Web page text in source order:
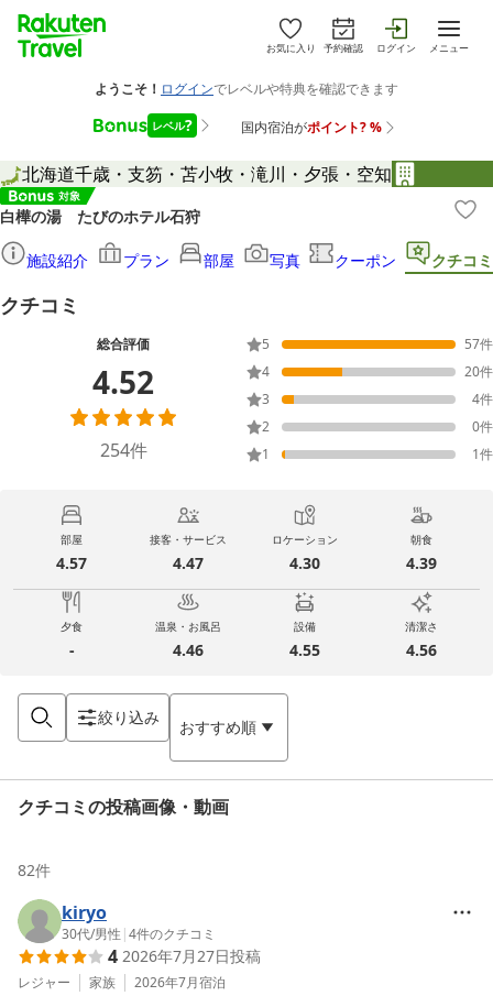
お気に入り 予約確認 ログイン メニュー
北海道千歳・支笏・苫小牧・滝川・夕張・空知
白樺の湯 たびのホテル石狩
施設紹介 プラン 部屋 写真 クーポン クチコミ
クチコミ
総合評価
4.52
254件
5 57件
4
20件
3
4件
2
0件
1
1件
部屋
4.57
接客・サービス
4.47
ロケーション
4.30
朝食
4.39
夕食
-
温泉・お風呂
4.46
設備
4.55
清潔さ
4.56
絞り込み おすすめ順
クチコミの投稿画像・動画
82件
kiryo
30代/男性 |4件のクチコミ
4 2026年7月27日投稿
レジャー 家族 2026年7月宿泊